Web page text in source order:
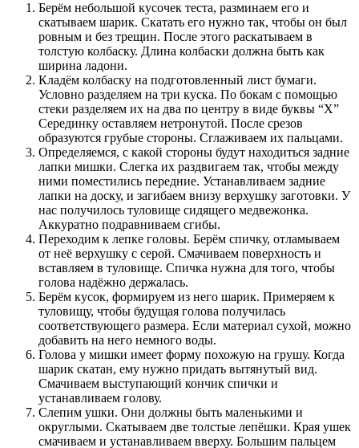
Берём небольшой кусочек теста, разминаем его и
скатываем шарик. Скатать его нужно так, чтобы он был
ровным и без трещин. После этого раскатываем в
толстую колбаску. Длина колбаски должна быть как
ширина ладони.
Кладём колбаску на подготовленный лист бумаги.
Условно разделяем на три куска. По бокам с помощью
стеки разделяем их на два по центру в виде буквы “Х”
Серединку оставляем нетронутой. После срезов
образуются грубые стороны. Сглаживаем их пальцами.
Определяемся, с какой стороны будут находиться задние
лапки мишки. Слегка их раздвигаем так, чтобы между
ними поместились передние. Устанавливаем задние
лапки на доску, и загибаем внизу верхушку заготовки. У
нас получилось туловище сидящего медвежонка.
Аккуратно подравниваем сгибы.
Переходим к лепке головы. Берём спичку, отламываем
от неё верхушку с серой. Смачиваем поверхность и
вставляем в туловище. Спичка нужна для того, чтобы
голова надёжно держалась.
Берём кусок, формируем из него шарик. Примеряем к
туловищу, чтобы будущая голова получилась
соответствующего размера. Если материал сухой, можно
добавить на него немного воды.
Голова у мишки имеет форму похожую на грушу. Когда
шарик скатан, ему нужно придать вытянутый вид.
Смачиваем выступающий кончик спички и
устанавливаем голову.
Слепим ушки. Они должны быть маленькими и
округлыми. Скатываем две толстые лепёшки. Края ушек
смачиваем и устанавливаем вверху. Большим пальцем